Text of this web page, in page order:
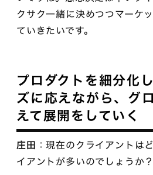
クサク一緒に決めつつマーケ
ていきたいです。
プロダクトを細分化
ズに応えながら、グ
えて展開をしていく
庄田 ：現在のクライアントは
イアントが多いのでしょうか？